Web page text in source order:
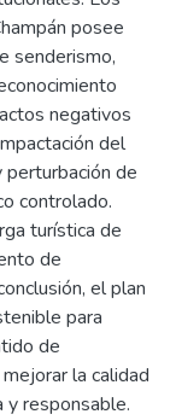
posee
senderismo,
negativos
del
de
controlado.
turística de
de
el plan
para
de
la calidad
y responsable.